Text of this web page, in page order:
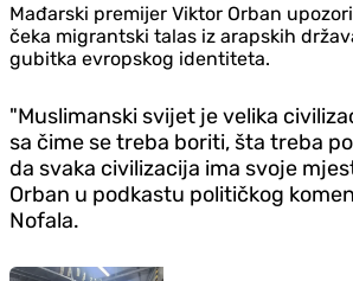
Mađarski premijer Viktor Orban
čeka migrantski talas iz arapskih
gubitka evropskog identiteta.
"Muslimanski svijet je velika
sa čime se treba boriti, šta treba
da svaka civilizacija ima svoje
Orban u podkastu političkog
Nofala.